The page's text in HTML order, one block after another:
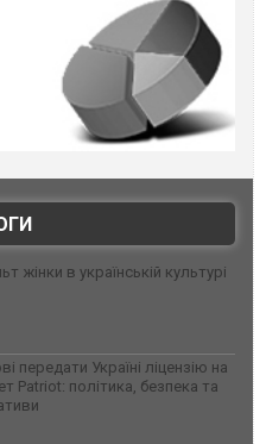
жінки в українській культурі
передати Україні ліцензію на
Patriot: політика, безпека та